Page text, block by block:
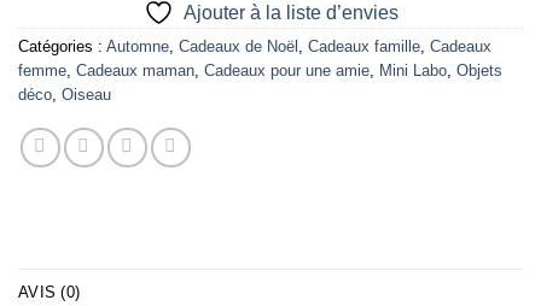
Ajouter à la liste d’envies
Catégories : Automne Cadeaux de Noël Cadeaux famille Cadeaux
femme Cadeaux maman Cadeaux pour une amie Mini Labo Objets
déco Oiseau
AVIS (0)